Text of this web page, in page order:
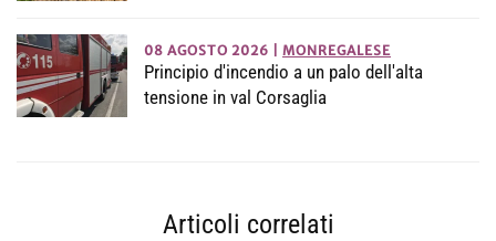
08 AGOSTO 2026 MONREGALESE
Principio d'incendio a un palo dell'alta
tensione in val Corsaglia
Articoli correlati